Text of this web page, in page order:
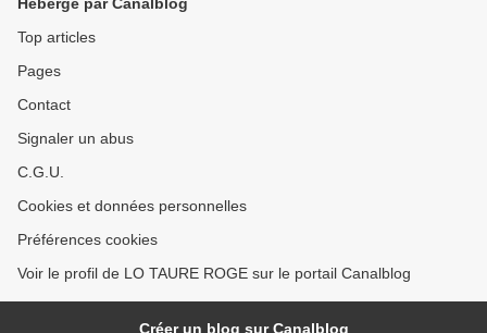
Top articles
Pages
Contact
Signaler un abus
C.G.U.
Cookies et données personnelles
Préférences cookies
Voir le profil de LO TAURE ROGE sur le portail Canalblog
Créer un blog sur Canalblog